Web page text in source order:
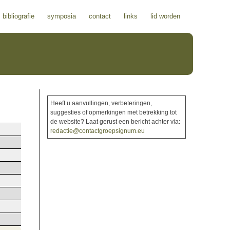
bibliografie symposia contact links lid worden
Heeft u aanvullingen, verbeteringen,
suggesties of opmerkingen met betrekking tot
de website? Laat gerust een bericht achter via:
redactie@contactgroepsignum.eu